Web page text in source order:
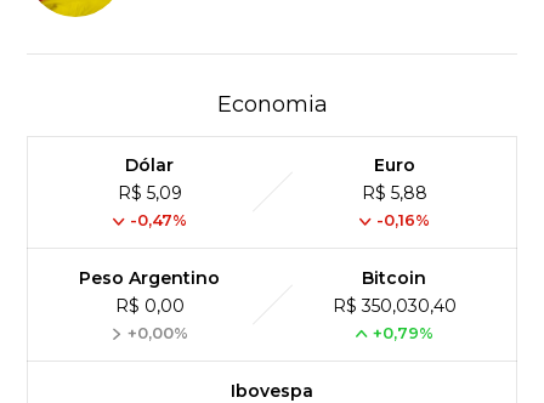
Economia
Dólar
R$ 5,09
-0,47%
Euro
R$ 5,88
-0,16%
Peso Argentino
R$ 0,00
+0,00%
Bitcoin
R$ 350,030,40
+0,79%
Ibovespa